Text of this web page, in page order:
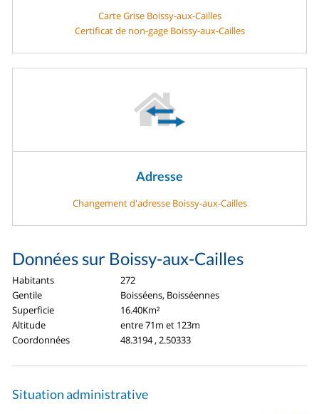
Carte Grise Boissy-aux-Cailles
Certificat de non-gage Boissy-aux-Cailles
Adresse
Changement d'adresse Boissy-aux-Cailles
Données sur Boissy-aux-Cailles
Habitants
272
Gentile
Boisséens, Boisséennes
Superficie
16.40Km²
Altitude
entre 71m et 123m
Coordonnées
48.3194 , 2.50333
Situation administrative